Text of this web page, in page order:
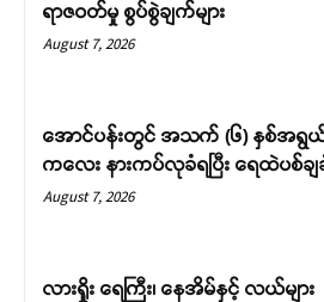
ရာဇဝတ်မှု စွပ်စွဲချက်များ
August 7, 2026
အောင်ပန်းတွင် အသက် (၆) နှစ်အရွ
ကလေး နားကပ်လုခံရပြီး ရေထဲပစ်ချ
August 7, 2026
လားရှိုး ရေကြီး၊ နေအိမ်နှင့် လယ်များ